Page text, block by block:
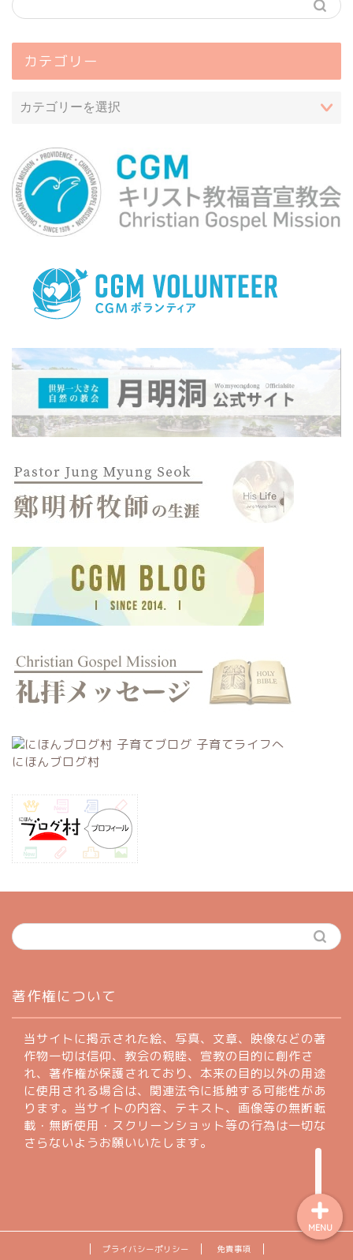
カテゴリー
にほんブログ村
著作権について
当サイトに掲示された絵、写真、文章、映像などの著
作物一切は信仰、教会の親睦、宣教の目的に創作さ
れ、著作権が保護されており、本来の目的以外の用途
に使用される場合は、関連法令に抵触する可能性があ
ります。当サイトの内容、テキスト、画像等の無断転
載・無断使用・スクリーンショット等の行為は一切な
さらないようお願いいたします。
プライバシーポリシー 免責事項
MENU
profile
著作権について
お問い合わせフォーム